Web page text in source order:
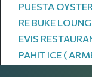
PUESTA
RE BUKE
EVIS
PAHIT ICE (